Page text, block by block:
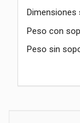
Dimensiones
Peso con
Peso sin